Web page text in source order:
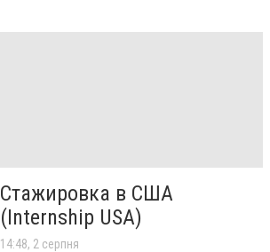
Стажировка в США
(Internship USA)
14:48, 2 серпня